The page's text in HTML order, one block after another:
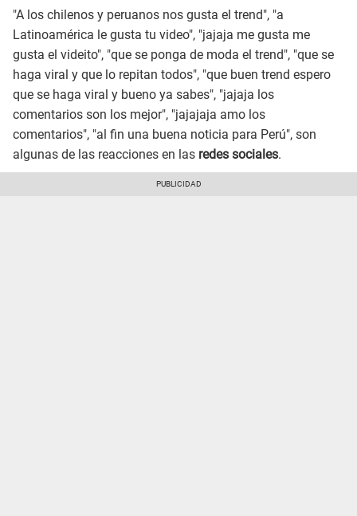
"A los chilenos y peruanos nos gusta el trend", "a
Latinoamérica le gusta tu video", "jajaja me gusta me
gusta el videito", "que se ponga de moda el trend", "que se
haga viral y que lo repitan todos", "que buen trend espero
que se haga viral y bueno ya sabes", "jajaja los
comentarios son los mejor", "jajajaja amo los
comentarios", "al fin una buena noticia para Perú", son
algunas de las reacciones en las redes sociales.